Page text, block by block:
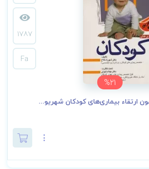
%21
1787
Fa
ارتقاء بیماری‌های کودکان شهریو...